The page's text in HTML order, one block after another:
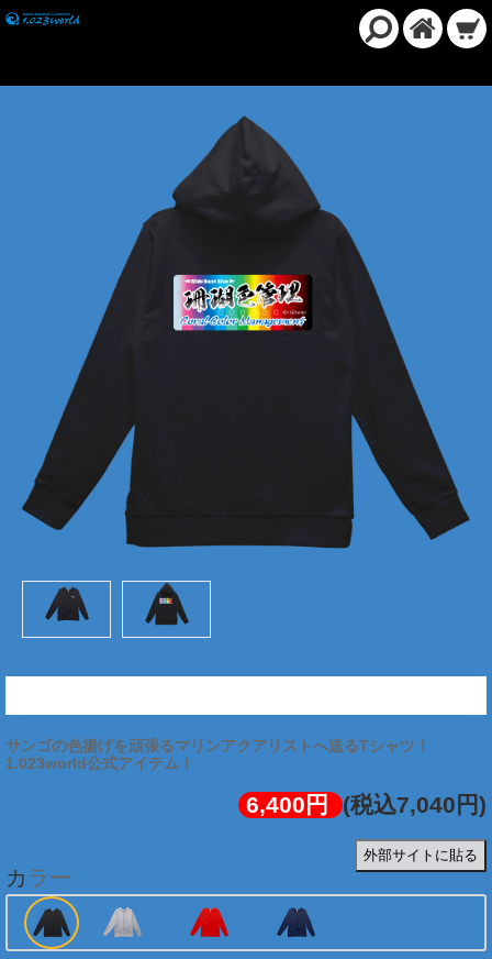
サンゴの色揚げを頑張るマリンアクアリストへ送るTシャツ！
1.023world公式アイテム！
6,400円 (税込7,040円)
外部サイトに貼る
カラー